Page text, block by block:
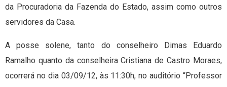
da Procuradoria da Fazenda do Estado, assim como outros
servidores da Casa.
A posse solene, tanto do conselheiro Dimas Eduardo
Ramalho quanto da conselheira Cristiana de Castro Moraes,
ocorrerá no dia 03/09/12, às 11:30h, no auditório “Professor